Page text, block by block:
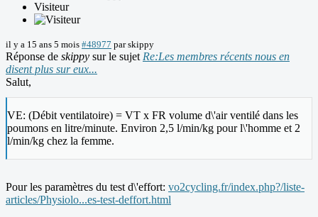
Visiteur
il y a 15 ans 5 mois #48977 parskippy
Réponse de skippy sur le sujet Re:Les membres récents nous en
disent plus sur eux...
Salut,
VE: (Débit ventilatoire) = VT x FR volume d\'air ventilé dans les
poumons en litre/minute. Environ 2,5 l/min/kg pour l\'homme et 2
l/min/kg chez la femme.
Pour les paramètres du test d\'effort: vo2cycling.fr/index.php?/liste-
articles/Physiolo...es-test-deffort.html